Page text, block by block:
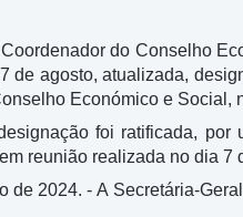
do Conselho
de agosto, atualizada,
Económico e Social,
foi ratificada,
reunião realizada no dia 7
de 2024. - A Secretária-